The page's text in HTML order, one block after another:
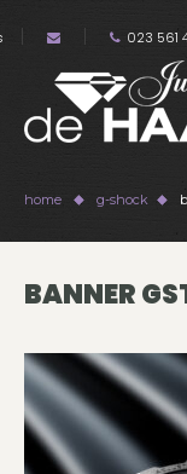
023 561
home g-shock
BANNER